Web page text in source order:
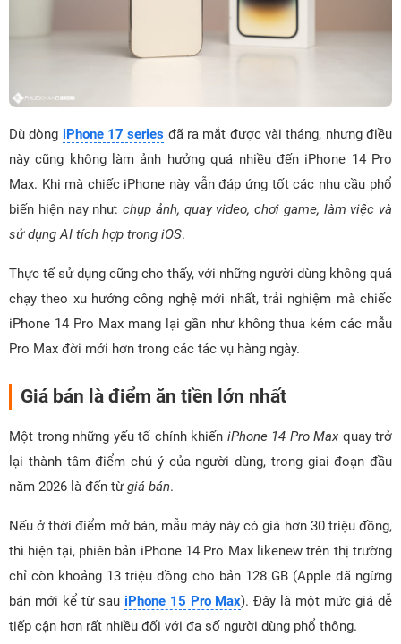
Dù dòng iPhone 17 series đã ra mắt được vài tháng, nhưng điều
này cũng không làm ảnh hưởng quá nhiều đến iPhone 14 Pro
Max. Khi mà chiếc iPhone này vẫn đáp ứng tốt các nhu cầu phổ
biến hiện nay như: chụp ảnh, quay video, chơi game, làm việc và
sử dụng AI tích hợp trong iOS.
Thực tế sử dụng cũng cho thấy, với những người dùng không quá
chạy theo xu hướng công nghệ mới nhất, trải nghiệm mà chiếc
iPhone 14 Pro Max mang lại gần như không thua kém các mẫu
Pro Max đời mới hơn trong các tác vụ hàng ngày.
Giá bán là điểm ăn tiền lớn nhất
Một trong những yếu tố chính khiến iPhone 14 Pro Max quay trở
lại thành tâm điểm chú ý của người dùng, trong giai đoạn đầu
năm 2026 là đến từgiá bán.
Nếu ở thời điểm mở bán, mẫu máy này có giá hơn 30 triệu đồng,
thì hiện tại, phiên bản iPhone 14 Pro Max likenew trên thị trường
chỉ còn khoảng 13 triệu đồng cho bản 128 GB (Apple đã ngừng
bán mới kể từ sau iPhone 15 Pro Max). Đây là một mức giá dễ
tiếp cận hơn rất nhiều đối với đa số người dùng phổ thông.